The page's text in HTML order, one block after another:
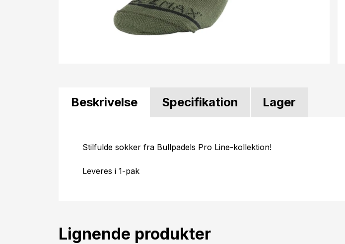
Beskrivelse Specifikation Lager
Stilfulde sokker fra Bullpadels Pro Line-kollektion!
Leveres i 1-pak
Lignende produkter